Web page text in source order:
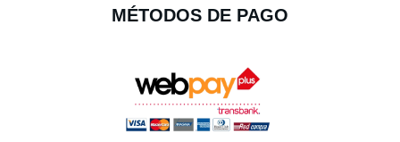
MÉTODOS DE PAGO